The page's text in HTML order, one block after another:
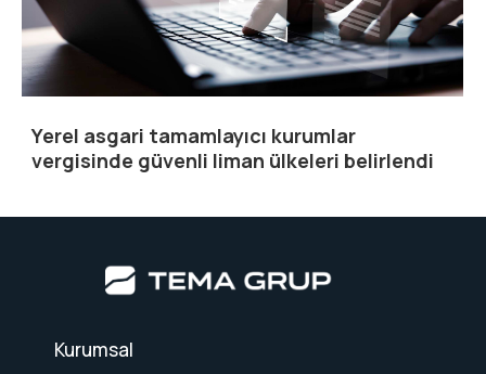
Yerel asgari tamamlayıcı kurumlar
vergisinde güvenli liman ülkeleri belirlendi
Kurumsal